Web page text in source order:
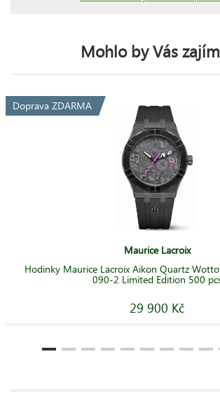
Mohlo by Vás
Doprava ZDARMA
Maurice Lacroix
Hodinky Maurice Lacroix Aikon Quartz
090-2 Limited Edition 500
29 900 Kč